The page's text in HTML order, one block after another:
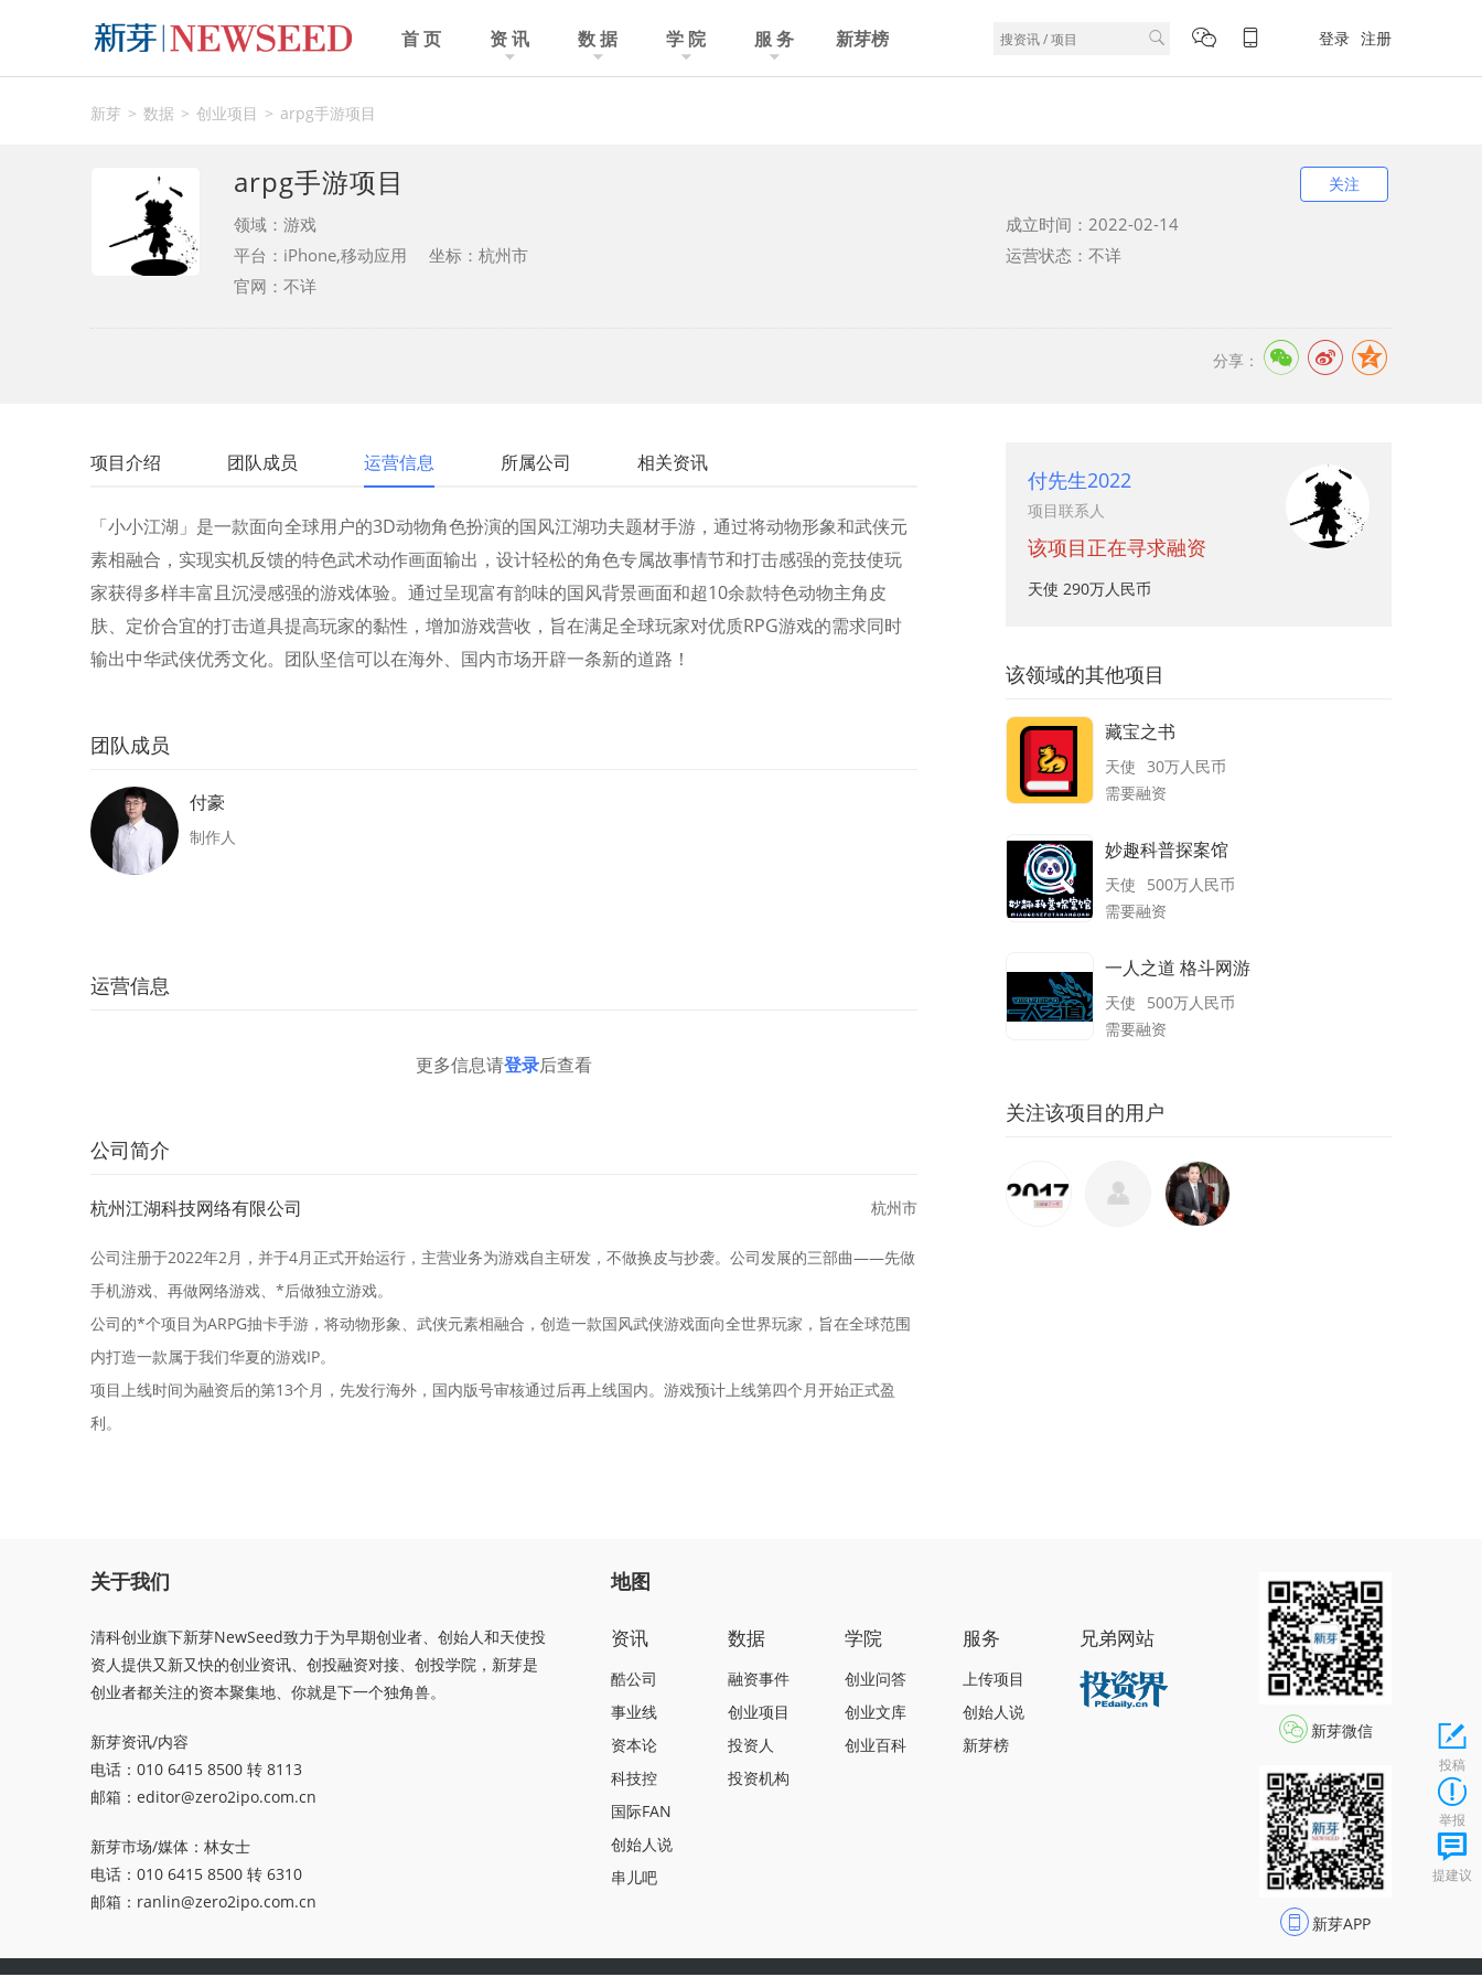
首 页 资 讯 数 据 学 院 服 务 新芽榜 登录 注册
新芽 数据 创业项目 arpg手游项目
arpg手游项目 关注
领域： 游戏
平台：iPhone,移动应用
坐标：杭州市
官网：不详
成立时间：2022-02-14
运营状态：不详
分享：
项目介绍 团队成员 运营信息 所属公司 相关资讯
「小小江湖」是一款面向全球用户的3D动物角色扮演的国风江湖功夫题材手游，通过将动物形象和武侠元
素相融合，实现实机反馈的特色武术动作画面输出，设计轻松的角色专属故事情节和打击感强的竞技使玩
家获得多样丰富且沉浸感强的游戏体验。通过呈现富有韵味的国风背景画面和超10余款特色动物主角皮
肤、定价合宜的打击道具提高玩家的黏性，增加游戏营收，旨在满足全球玩家对优质RPG游戏的需求同时
输出中华武侠优秀文化。团队坚信可以在海外、国内市场开辟一条新的道路！
团队成员
付豪
制作人
运营信息
更多信息请登录后查看
公司简介
杭州市
杭州江湖科技网络有限公司
公司注册于2022年2月，并于4月正式开始运行，主营业务为游戏自主研发，不做换皮与抄袭。公司发展的三部曲——先做
手机游戏、再做网络游戏、*后做独立游戏。
公司的*个项目为ARPG抽卡手游，将动物形象、武侠元素相融合，创造一款国风武侠游戏面向全世界玩家，旨在全球范围
内打造一款属于我们华夏的游戏IP。
项目上线时间为融资后的第13个月，先发行海外，国内版号审核通过后再上线国内。游戏预计上线第四个月开始正式盈
利。
付先生2022
项目联系人
该项目正在寻求融资
天使 290万人民币
该领域的其他项目
藏宝之书
天使 30万人民币
需要融资
妙趣科普探案馆
天使 500万人民币
需要融资
一人之道 格斗网游
天使 500万人民币
需要融资
关注该项目的用户
关于我们
清科创业旗下新芽NewSeed致力于为早期创业者、创始人和天使投
资人提供又新又快的创业资讯、创投融资对接、创投学院，新芽是
创业者都关注的资本聚集地、你就是下一个独角兽。
新芽资讯/内容
电话：010 6415 8500 转 8113
邮箱： editor@zero2ipo.com.cn
新芽市场/媒体：林女士
电话：010 6415 8500 转 6310
邮箱： ranlin@zero2ipo.com.cn
地图
资讯
酷公司
事业线
资本论
科技控
国际FAN
创始人说
串儿吧
数据
融资事件
创业项目
投资人
投资机构
学院
创业问答
创业文库
创业百科
服务
上传项目
创始人说
新芽榜
兄弟网站
新芽微信
新芽APP
投稿
举报
提建议